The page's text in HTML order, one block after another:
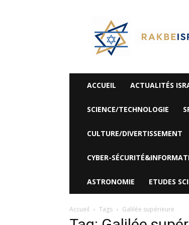
Rak
Be
Israel-
Alyaexpress-
News
ACCUEIL ACTUALITÉS
SCIENCE/TECHNOLOGIE
CULTURE/DIVERTISSEMENT
CYBER-
ASTRONOMIE ETUDES
Accueil Tags Galilée supérieure